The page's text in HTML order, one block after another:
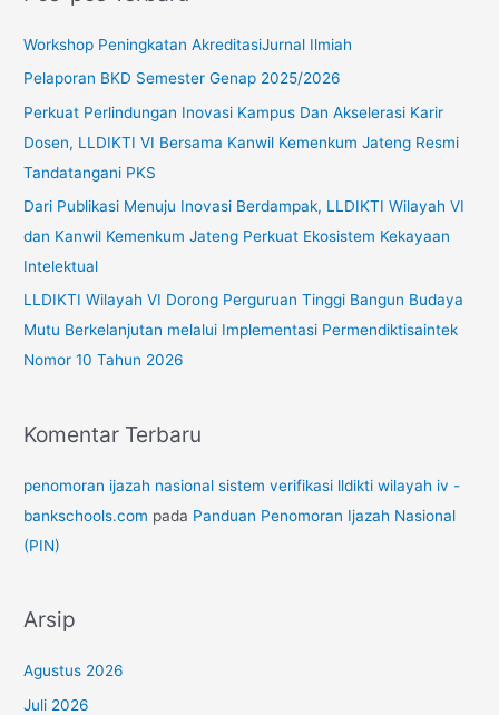
u
k
:
Workshop Peningkatan AkreditasiJurnal Ilmiah
Pelaporan BKD Semester Genap 2025/2026
Perkuat Perlindungan Inovasi Kampus Dan Akselerasi Karir
Dosen, LLDIKTI VI Bersama Kanwil Kemenkum Jateng Resmi
Tandatangani PKS
Dari Publikasi Menuju Inovasi Berdampak, LLDIKTI Wilayah VI
dan Kanwil Kemenkum Jateng Perkuat Ekosistem Kekayaan
Intelektual
LLDIKTI Wilayah VI Dorong Perguruan Tinggi Bangun Budaya
Mutu Berkelanjutan melalui Implementasi Permendiktisaintek
Nomor 10 Tahun 2026
Komentar Terbaru
penomoran ijazah nasional sistem verifikasi lldikti wilayah iv -
bankschools.com pada Panduan Penomoran Ijazah Nasional
(PIN)
Arsip
Agustus 2026
Juli 2026